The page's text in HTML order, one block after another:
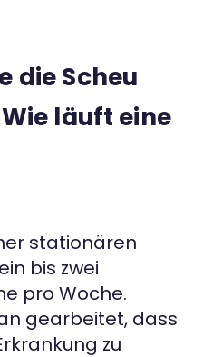
die Scheu
läuft eine
stationären
bis zwei
pro Woche.
gearbeitet, dass
zu